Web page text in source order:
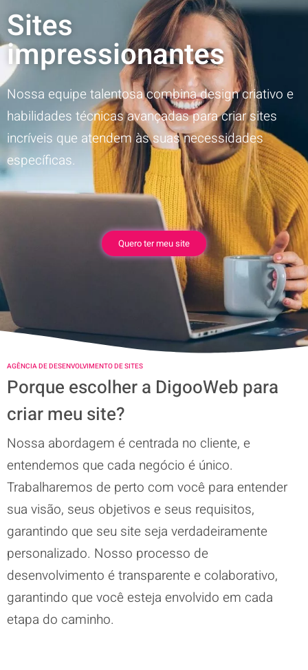
Sites
impressionantes
Nossa equipe talentosa combina design criativo e
habilidades técnicas avançadas para criar sites
incríveis que atendem às suas necessidades
específicas.
Quero ter meu site
AGÊNCIA DE DESENVOLVIMENTO DE SITES
Porque escolher a DigooWeb para
criar meu site?
Nossa abordagem é centrada no cliente, e
entendemos que cada negócio é único.
Trabalharemos de perto com você para entender
sua visão, seus objetivos e seus requisitos,
garantindo que seu site seja verdadeiramente
personalizado. Nosso processo de
desenvolvimento é transparente e colaborativo,
garantindo que você esteja envolvido em cada
etapa do caminho.